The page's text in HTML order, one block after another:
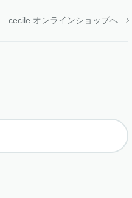
cecile オンラインショップへ